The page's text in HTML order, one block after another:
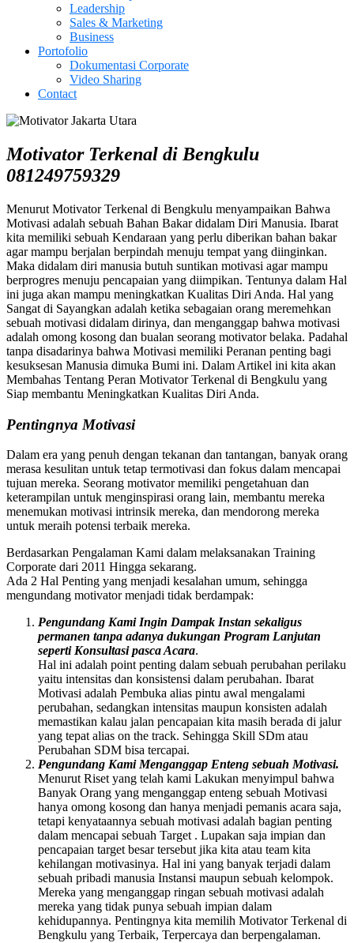
Leadership
Sales & Marketing
Business
Portofolio
Dokumentasi Corporate
Video Sharing
Contact
Motivator Terkenal di Bengkulu
081249759329
Menurut Motivator Terkenal di Bengkulu menyampaikan Bahwa
Motivasi adalah sebuah Bahan Bakar didalam Diri Manusia. Ibarat
kita memiliki sebuah Kendaraan yang perlu diberikan bahan bakar
agar mampu berjalan berpindah menuju tempat yang diinginkan.
Maka didalam diri manusia butuh suntikan motivasi agar mampu
berprogres menuju pencapaian yang diimpikan. Tentunya dalam Hal
ini juga akan mampu meningkatkan Kualitas Diri Anda. Hal yang
Sangat di Sayangkan adalah ketika sebagaian orang meremehkan
sebuah motivasi didalam dirinya, dan menganggap bahwa motivasi
adalah omong kosong dan bualan seorang motivator belaka. Padahal
tanpa disadarinya bahwa Motivasi memiliki Peranan penting bagi
kesuksesan Manusia dimuka Bumi ini. Dalam Artikel ini kita akan
Membahas Tentang Peran Motivator Terkenal di Bengkulu yang
Siap membantu Meningkatkan Kualitas Diri Anda.
Pentingnya Motivasi
Dalam era yang penuh dengan tekanan dan tantangan, banyak orang
merasa kesulitan untuk tetap termotivasi dan fokus dalam mencapai
tujuan mereka. Seorang motivator memiliki pengetahuan dan
keterampilan untuk menginspirasi orang lain, membantu mereka
menemukan motivasi intrinsik mereka, dan mendorong mereka
untuk meraih potensi terbaik mereka.
Berdasarkan Pengalaman Kami dalam melaksanakan Training
Corporate dari 2011 Hingga sekarang.
Ada 2 Hal Penting yang menjadi kesalahan umum, sehingga
mengundang motivator menjadi tidak berdampak:
Pengundang Kami Ingin Dampak Instan sekaligus
permanen tanpa adanya dukungan Program Lanjutan
seperti Konsultasi pasca Acara.
Hal ini adalah point penting dalam sebuah perubahan perilaku
yaitu intensitas dan konsistensi dalam perubahan. Ibarat
Motivasi adalah Pembuka alias pintu awal mengalami
perubahan, sedangkan intensitas maupun konsisten adalah
memastikan kalau jalan pencapaian kita masih berada di jalur
yang tepat alias on the track. Sehingga Skill SDm atau
Perubahan SDM bisa tercapai.
Pengundang Kami Menganggap Enteng sebuah Motivasi.
Menurut Riset yang telah kami Lakukan menyimpul bahwa
Banyak Orang yang menganggap enteng sebuah Motivasi
hanya omong kosong dan hanya menjadi pemanis acara saja,
tetapi kenyataannya sebuah motivasi adalah bagian penting
dalam mencapai sebuah Target . Lupakan saja impian dan
pencapaian target besar tersebut jika kita atau team kita
kehilangan motivasinya. Hal ini yang banyak terjadi dalam
sebuah pribadi manusia Instansi maupun sebuah kelompok.
Mereka yang menganggap ringan sebuah motivasi adalah
mereka yang tidak punya sebuah impian dalam
kehidupannya. Pentingnya kita memilih Motivator Terkenal di
Bengkulu yang Terbaik, Terpercaya dan berpengalaman.